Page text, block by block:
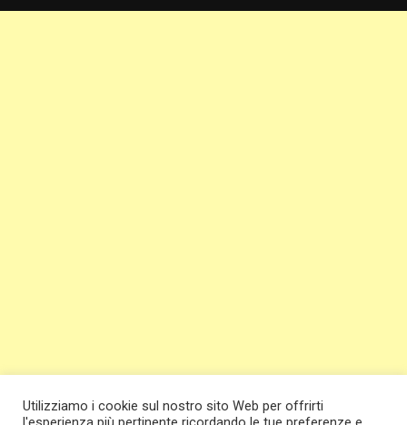
Utilizziamo i cookie sul nostro sito Web per offrirti